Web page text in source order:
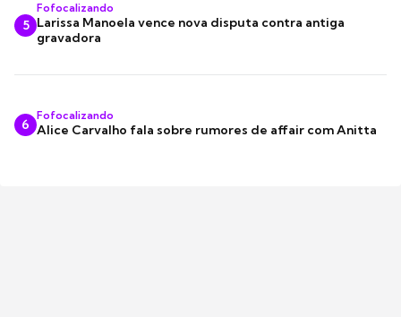
5
Fofocalizando
Larissa Manoela vence nova disputa contra antiga
gravadora
6
Fofocalizando
Alice Carvalho fala sobre rumores de affair com Anitta